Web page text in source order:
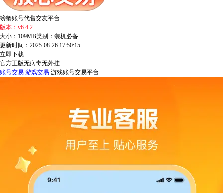
螃蟹账号代售交友平台
版本：v6.4.2
大小：109MB类别：装机必备
更新时间：2025-08-26 17:50:15
立即下载
官方正版无病毒无外挂
账号交易 游戏交易 游戏账号交易平台